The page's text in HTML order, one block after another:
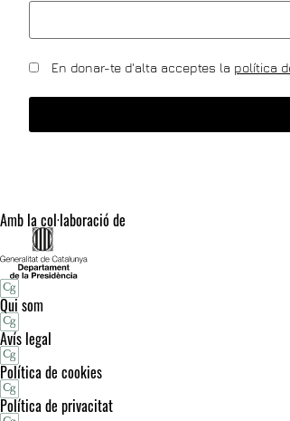
En donar-te d'alta acceptes la política
Amb la col·laboració de
Qui som
Avís legal
Política de cookies
Política de privacitat